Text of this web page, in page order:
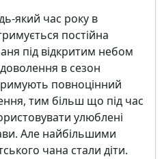
який час року в
постійна
під відкритим небом
в сезон
повноцінний
тим більш що під час
улюблені
Але найбільшими
чана стали діти.